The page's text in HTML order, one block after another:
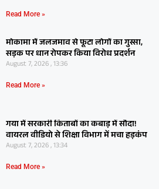
Read More »
मोकामा में जलजमाव से फूटा लोगों का गुस्सा,
सड़क पर धान रोपकर किया विरोध प्रदर्शन
August 7, 2026 , 13:36
Read More »
गया में सरकारी किताबों का कबाड़ में सौदा!
वायरल वीडियो से शिक्षा विभाग में मचा हड़कंप
August 7, 2026 , 13:34
Read More »